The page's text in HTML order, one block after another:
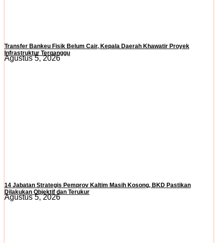
Transfer Bankeu Fisik Belum Cair, Kepala Daerah Khawatir Proyek
Infrastruktur Terganggu
Agustus 5, 2026
14 Jabatan Strategis Pemprov Kaltim Masih Kosong, BKD Pastikan
Dilakukan Objektif dan Terukur
Agustus 5, 2026